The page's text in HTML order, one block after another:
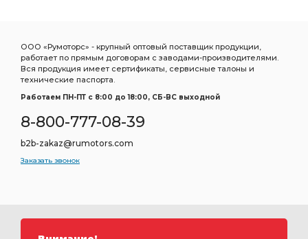
ООО «Румоторс» - крупный оптовый поставщик продукции,
работает по прямым договорам с заводами-производителями.
Вся продукция имеет сертификаты, сервисные талоны и
технические паспорта.
Работаем ПН-ПТ c 8:00 до 18:00, СБ-ВС выходной
8-800-777-08-39
b2b-zakaz@rumotors.com
Заказать звонок